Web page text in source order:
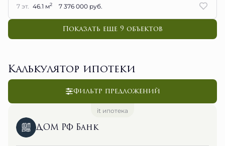
7 эт. 46.1 м2 7 376 000 руб.
Показать еще 9 объектов
Калькулятор ипотеки
Фильтр предложений
it ипотека
ДОМ РФ Банк